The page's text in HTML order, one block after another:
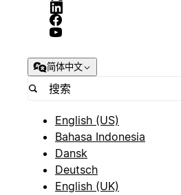
简体中文
English (US)
Bahasa Indonesia
Dansk
Deutsch
English (UK)